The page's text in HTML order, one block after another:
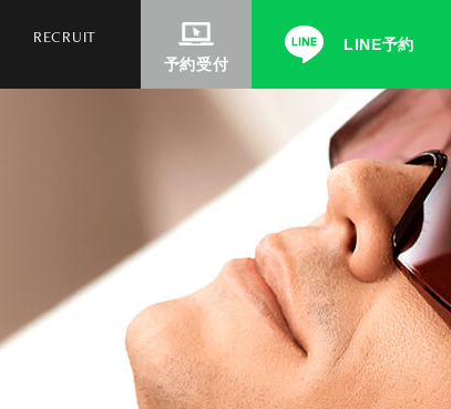
RECRUIT
予約受付
LINE予約